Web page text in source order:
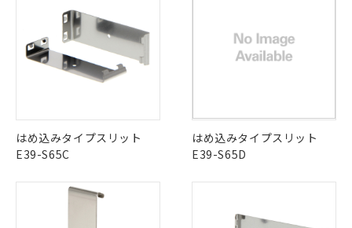
はめ込みタイプスリット
E39-S65C
はめ込みタイプスリット
E39-S65D